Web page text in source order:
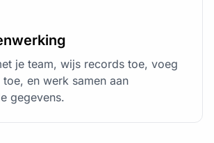
je team, wijs records toe, voeg
en werk samen aan
gegevens.